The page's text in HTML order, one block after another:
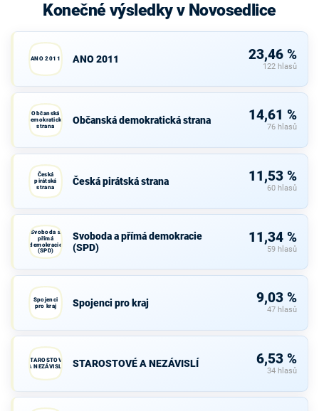
Konečné výsledky v Novosedlice
ANO 2011 ANO 2011 23,46 %
122 hlasů
Občanská
demokratická
strana
Občanská demokratická strana 14,61 %
76 hlasů
Česká
pirátská
strana
Česká pirátská strana 11,53 %
60 hlasů
Svoboda a
přímá
demokracie
(SPD)
Svoboda a přímá demokracie
(SPD)
11,34 %
59 hlasů
Spojenci
pro kraj
Spojenci pro kraj 9,03 %
47 hlasů
STAROSTOVÉ
A NEZÁVISLÍ
STAROSTOVÉ A NEZÁVISLÍ 6,53 %
34 hlasů